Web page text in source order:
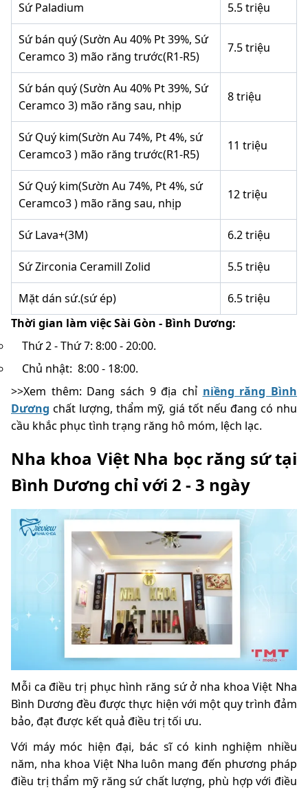
Sứ Paladium 5.5 triệu
Sứ bán quý (Sườn Au 40% Pt 39%, Sứ
Ceramco 3) mão răng trước(R1-R5)
7.5 triệu
Sứ bán quý (Sườn Au 40% Pt 39%, Sứ
Ceramco 3) mão răng sau, nhịp
8 triệu
Sứ Quý kim(Sườn Au 74%, Pt 4%, sứ
Ceramco3 ) mão răng trước(R1-R5)
11 triệu
Sứ Quý kim(Sườn Au 74%, Pt 4%, sứ
Ceramco3 ) mão răng sau, nhịp
12 triệu
Sứ Lava+(3M) 6.2 triệu
Sứ Zirconia Ceramill Zolid 5.5 triệu
Mặt dán sứ.(sứ ép)
6.5 triệu
Thời gian làm việc Sài Gòn - Bình Dương:
Thứ 2 - Thứ 7: 8:00 - 20:00.
Chủ nhật: 8:00 - 18:00.
>>Xem thêm: Dang sách 9 địa chỉ niềng răng Bình
Dương chất lượng, thẩm mỹ, giá tốt nếu đang có nhu
cầu khắc phục tình trạng răng hô móm, lệch lạc.
Nha khoa Việt Nha bọc răng sứ tại
Bình Dương chỉ với 2 - 3 ngày
Mỗi ca điều trị phục hình răng sứ ở nha khoa Việt Nha
Bình Dương đều được thực hiện với một quy trình đảm
bảo, đạt được kết quả điều trị tối ưu.
Với máy móc hiện đại, bác sĩ có kinh nghiệm nhiều
năm, nha khoa Việt Nha luôn mang đến phương pháp
điều trị thẩm mỹ răng sứ chất lượng, phù hợp với điều